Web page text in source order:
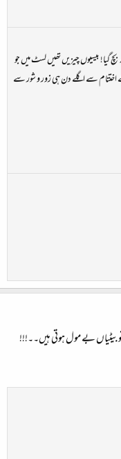
گیا! بیسیوں چیزیں تھیں لسٹ میں جو
سے اگلے دن ہی زور و شور سے
بیٹیاں بے مول ہوتی ہیں۔۔!!!